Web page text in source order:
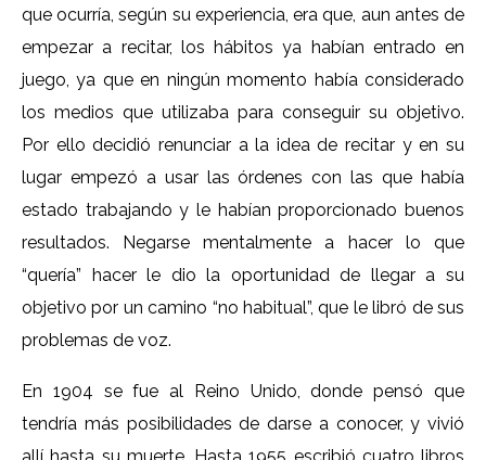
que ocurría, según su experiencia, era que, aun antes de
empezar a recitar, los hábitos ya habían entrado en
juego, ya que en ningún momento había considerado
los medios que utilizaba para conseguir su objetivo.
Por ello decidió renunciar a la idea de recitar y en su
lugar empezó a usar las órdenes con las que había
estado trabajando y le habían proporcionado buenos
resultados. Negarse mentalmente a hacer lo que
“quería” hacer le dio la oportunidad de llegar a su
objetivo por un camino “no habitual”, que le libró de sus
problemas de voz.
En 1904 se fue al Reino Unido, donde pensó que
tendría más posibilidades de darse a conocer, y vivió